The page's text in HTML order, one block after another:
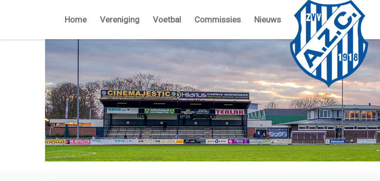
Home Vereniging Voetbal Commissies Nieuws